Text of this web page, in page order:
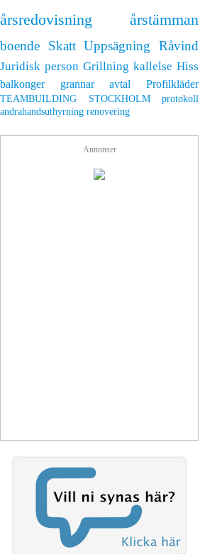
årsredovisning
årstämman
boende Skatt Uppsägning Råvind
Juridisk person Grillning kallelse Hiss
balkonger grannar avtal Profilkläder
TEAMBUILDING STOCKHOLM
protokoll
andrahandsuthyrning renovering
Annonser